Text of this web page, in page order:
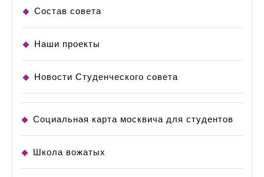
Состав совета
Наши проекты
Новости Студенческого совета
Социальная карта москвича для студентов
Школа вожатых